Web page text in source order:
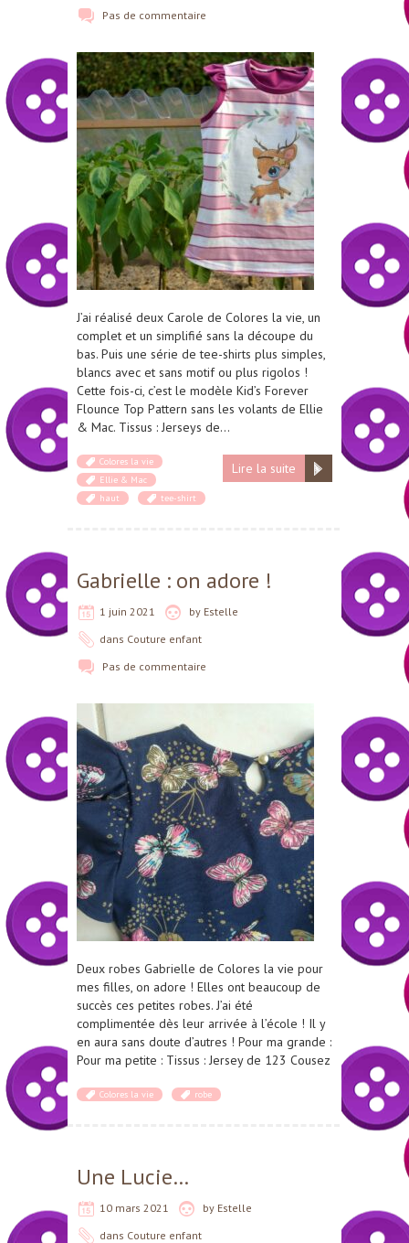
Pas de commentaire
J’ai réalisé deux Carole de Colores la vie, un
complet et un simplifié sans la découpe du
bas. Puis une série de tee-shirts plus simples,
blancs avec et sans motif ou plus rigolos !
Cette fois-ci, c’est le modèle Kid’s Forever
Flounce Top Pattern sans les volants de Ellie
& Mac. Tissus : Jerseys de…
Lire la suite
Colores la vie
Ellie & Mac
haut
tee-shirt
Gabrielle : on adore !
1 juin 2021 by Estelle
dans Couture enfant
Pas de commentaire
Deux robes Gabrielle de Colores la vie pour
mes filles, on adore ! Elles ont beaucoup de
succès ces petites robes. J’ai été
complimentée dès leur arrivée à l’école ! Il y
en aura sans doute d’autres ! Pour ma grande :
Pour ma petite : Tissus : Jersey de 123 Cousez
Colores la vie robe
Une Lucie…
10 mars 2021 by Estelle
dans Couture enfant